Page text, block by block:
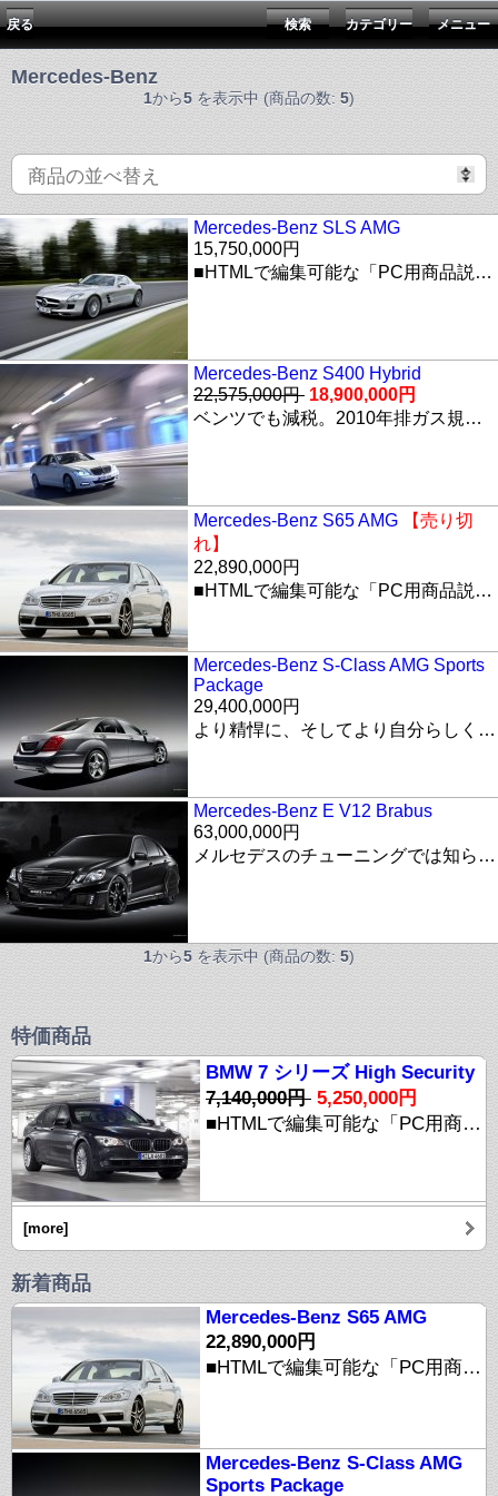
戻る メニュー
カテゴリー
検索
Mercedes-Benz
1から5 を表示中 (商品の数: 5)
Mercedes-Benz SLS AMG
15,750,000円
■HTMLで編集可能な「PC用商品説明文エリア」 商品に関する説明文をHTMLで自由に表現しましょう。 【※ご注意】 このサイトに掲載されている情報はすべて"デモサイト"としてのダミー情報です。 実在の商品とは関係ありませんのでご注意ください。 【※ご注意】 こちらのサイトで商品をご注文頂く事は出来ません。
Mercedes-Benz S400 Hybrid
22,575,000円 18,900,000円
ベンツでも減税。2010年排ガス規制適用車。ハイブリッドでさらに経済的に。。。 あなたの愛車としてさらにあなたらしさを演出するために、様々な純正アクセサリーをご用意しました。 ■HTMLで編集可能な「PC用商品説明文エリア」 商品に関する説明文をHTMLで自由に表現しましょう。 【※ご注意】 このサイトに掲載されている情報はすべて"デモサイト"としてのダミー情報です。 実在の商品とは関係ありませんのでご注意ください。 【※ご注意】 こちらのサイトで商品をご注文頂く事は出来ません。
Mercedes-Benz S65 AMG
【売り切
れ】
22,890,000円
■HTMLで編集可能な「PC用商品説明文エリア」 商品に関する説明文をHTMLで自由に表現しましょう。 【※ご注意】 このサイトに掲載されている情報はすべて"デモサイト"としてのダミー情報です。 実在の商品とは関係ありませんのでご注意ください。 【※ご注意】 こちらのサイトで商品をご注文頂く事は出来ません。
Mercedes-Benz S-Class AMG Sports
Package
29,400,000円
より精悍に、そしてより自分らしく。特別なSクラス。 エレガントにしてダイナミックなSクラスを、より精悍に！ S500にAMGスポーツパッケージをオプションでご用意しました。 AMGスタイリングパッケージと専用デザインのヘッドライト、スポーツサスペンションに加え、一層攻撃的な印象を与えるAMGマルチスポークアルミホイールを装備。インテリアには、VANISH Brabus 仕様のコンポジット。 大人の落ち着きと共に攻撃性をイメージさせるレッドカラーステッチが心を揺さぶります。 S500AMGスポーツパッケージ ●18インチAMGマルチスポークアルミホイール(前:225/40R18、後:245/35R18) ●AMGスタイリングパッケージ(フロントスポイラー・サイド&リアスカート、トランクリッドスポイラーリップ) ●専用デザインヘッドライト(ダーク) ●専用インテリアデザイン(ブラックルーフライナー、レッドカラーステッチング、レッドカラーシートベルト、専用アルミニウム調トリム) ●スポーツサスペンション ●専用フロアマット
Mercedes-Benz E V12 Brabus
63,000,000円
メルセデスのチューニングでは知らない物はいないチューニングメーカーの【BRABUS】が製作した「ブラバスE V12クーペ」。 エンジンは新型Eクラスのクーペをベースに搭載されているV12エンジンの6.3リッターツインターボ パワーは驚愕の640馬力。0-100km/hは4.2秒、0-200km/hが12.9秒 最大時速は約370km/h を誇る。 ブラバス仕様のコイルオーバーサスペンションシステムと19インチホイールを装着、カーボンファイバーを多用しフロントスポイラー、グリル、フロントフェンダー、リアフェンダー、リアディフューザー、インテークシステムなどと共に、内装にもブラバスらしくカーボンを多用し、シートやカーペットや内張りにも軽量素材が使われている。 リアタイヤのホイールアーチカバーが特徴的である。 価格は60万ユーロ
1から5 を表示中 (商品の数: 5)
特価商品
BMW 7 シリーズ High Security
7,140,000円 5,250,000円
■HTMLで編集可能な「PC用商品説明文エリア」 商品に関する説明文をHTMLで自由に表現しましょう。 【※ご注意】 このサイトに掲載されている情報はすべて"デモサイト"としてのダミー情報です。 実在の商品とは関係ありませんのでご注意ください。 【※ご注意】 こちらのサイトで商品をご注文頂く事は出来ません。
[more]
新着商品
Mercedes-Benz S65 AMG
22,890,000円
■HTMLで編集可能な「PC用商品説明文エリア」 商品に関する説明文をHTMLで自由に表現しましょう。 【※ご注意】 このサイトに掲載されている情報はすべて"デモサイト"としてのダミー情報です。 実在の商品とは関係ありませんのでご注意ください。 【※ご注意】 こちらのサイトで商品をご注文頂く事は出来ません。
Mercedes-Benz S-Class AMG
Sports Package